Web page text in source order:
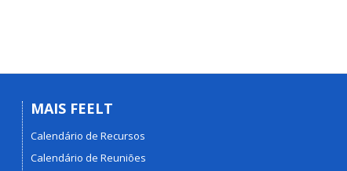
MAIS FEELT
Calendário de Recursos
Calendário de Reuniões